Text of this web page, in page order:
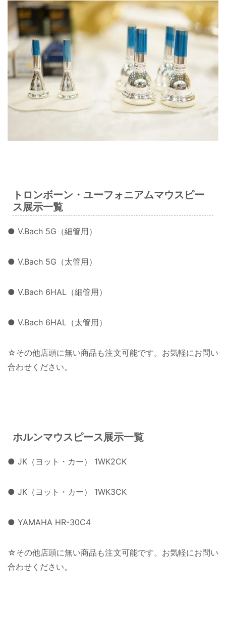
トロンボーン・ユーフォニアムマウスピー
ス展示一覧
● V.Bach 5G（細管用）
● V.Bach 5G（太管用）
● V.Bach 6HAL（細管用）
● V.Bach 6HAL（太管用）
☆その他店頭に無い商品も注文可能です。お気軽にお問い
合わせください。
ホルンマウスピース展示一覧
● JK（ヨット・カー） 1WK2CK
● JK（ヨット・カー） 1WK3CK
● YAMAHA HR-30C4
☆その他店頭に無い商品も注文可能です。お気軽にお問い
合わせください。